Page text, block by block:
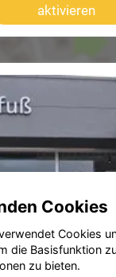
aktivieren
Cookies
Cookies
die Basisfunktion
zu bieten.